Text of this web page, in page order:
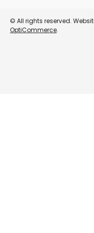
© All rights reserved.
OptiCommerce.